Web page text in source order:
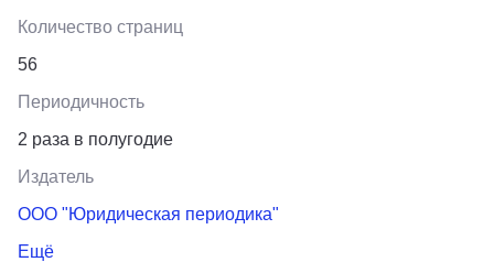
Количество страниц
56
Периодичность
2 раза в полугодие
Издатель
ООО "Юридическая периодика"
Ещё